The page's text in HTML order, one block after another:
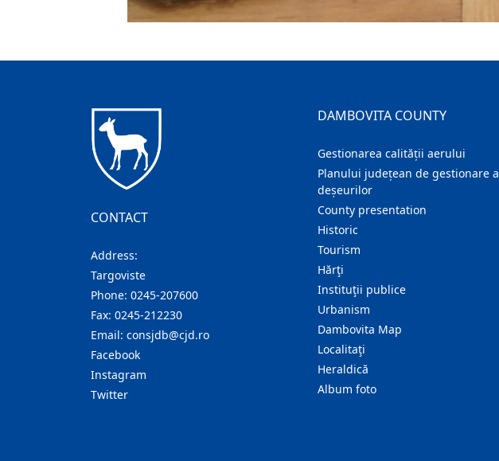
CONTACT
Address:
Targoviste
Phone: 0245-207600
Fax: 0245-212230
Email: consjdb@cjd.ro
Facebook
Instagram
Twitter
DAMBOVITA COUNTY
Gestionarea calității aerului
Planului județean de gestionare a
deșeurilor
County presentation
Historic
Tourism
Hărţi
Instituţii publice
Urbanism
Dambovita Map
Localitaţi
Heraldică
Album foto